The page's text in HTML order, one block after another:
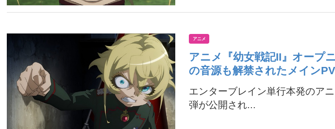
アニメ
アニメ『幼女戦記II』オープ
の音源も解禁されたメイン
エンターブレイン単行本発のア
弾が公開され...